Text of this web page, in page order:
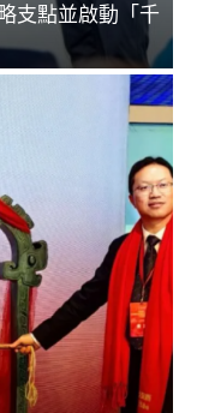
支點並啟動「千